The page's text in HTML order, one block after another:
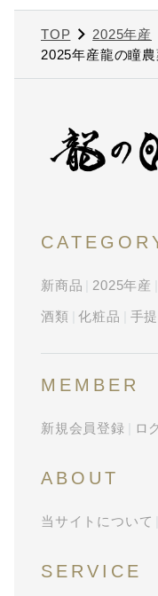
TOP
2025年産
2025年産龍の瞳
新商品 2025年産
酒類 化粧品 手
MEMBER
新規会員登録 ロ
ABOUT
当サイトについて
SERVICE